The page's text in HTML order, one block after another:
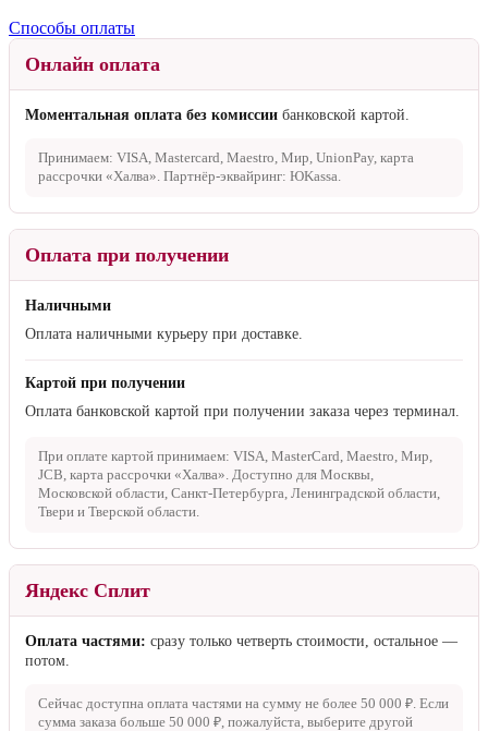
Способы оплаты
Онлайн оплата
Моментальная оплата без комиссии банковской картой.
Принимаем: VISA, Mastercard, Maestro, Мир, UnionPay, карта
рассрочки «Халва». Партнёр-эквайринг: ЮKassa.
Оплата при получении
Наличными
Оплата наличными курьеру при доставке.
Картой при получении
Оплата банковской картой при получении заказа через терминал.
При оплате картой принимаем: VISA, MasterCard, Maestro, Мир,
JCB, карта рассрочки «Халва». Доступно для Москвы,
Московской области, Санкт-Петербурга, Ленинградской области,
Твери и Тверской области.
Яндекс Сплит
Оплата частями: сразу только четверть стоимости, остальное —
потом.
Сейчас доступна оплата частями на сумму не более 50 000 ₽ . Если
сумма заказа больше 50 000 ₽ , пожалуйста, выберите другой